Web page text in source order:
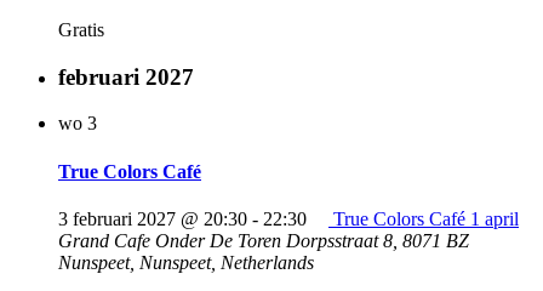
Gratis
februari 2027
wo 3
True Colors Café
3 februari 2027 @ 20:30 - 22:30
True Colors Café 1 april
Grand Cafe Onder De Toren Dorpsstraat 8, 8071 BZ
Nunspeet, Nunspeet, Netherlands